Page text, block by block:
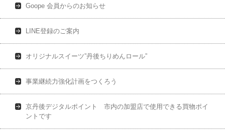
Goope 会員からのお知らせ
LINE登録のご案内
オリジナルスイーツ”丹後ちりめんロール”
事業継続力強化計画をつくろう
京丹後デジタルポイント 市内の加盟店で使用できる買物ポイ
ントです